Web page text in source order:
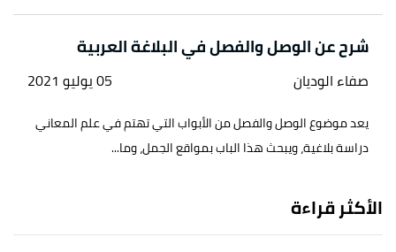
شرح عن الوصل والفصل في البلاغة العربية
صفاء الوديان 05 يوليو 2021
يعد موضوع الوصل والفصل من الأبواب التي تهتم في علم المعاني
دراسة بلاغية، ويبحث هذا الباب بمواقع الجمل، وما...
الأكثر قراءة